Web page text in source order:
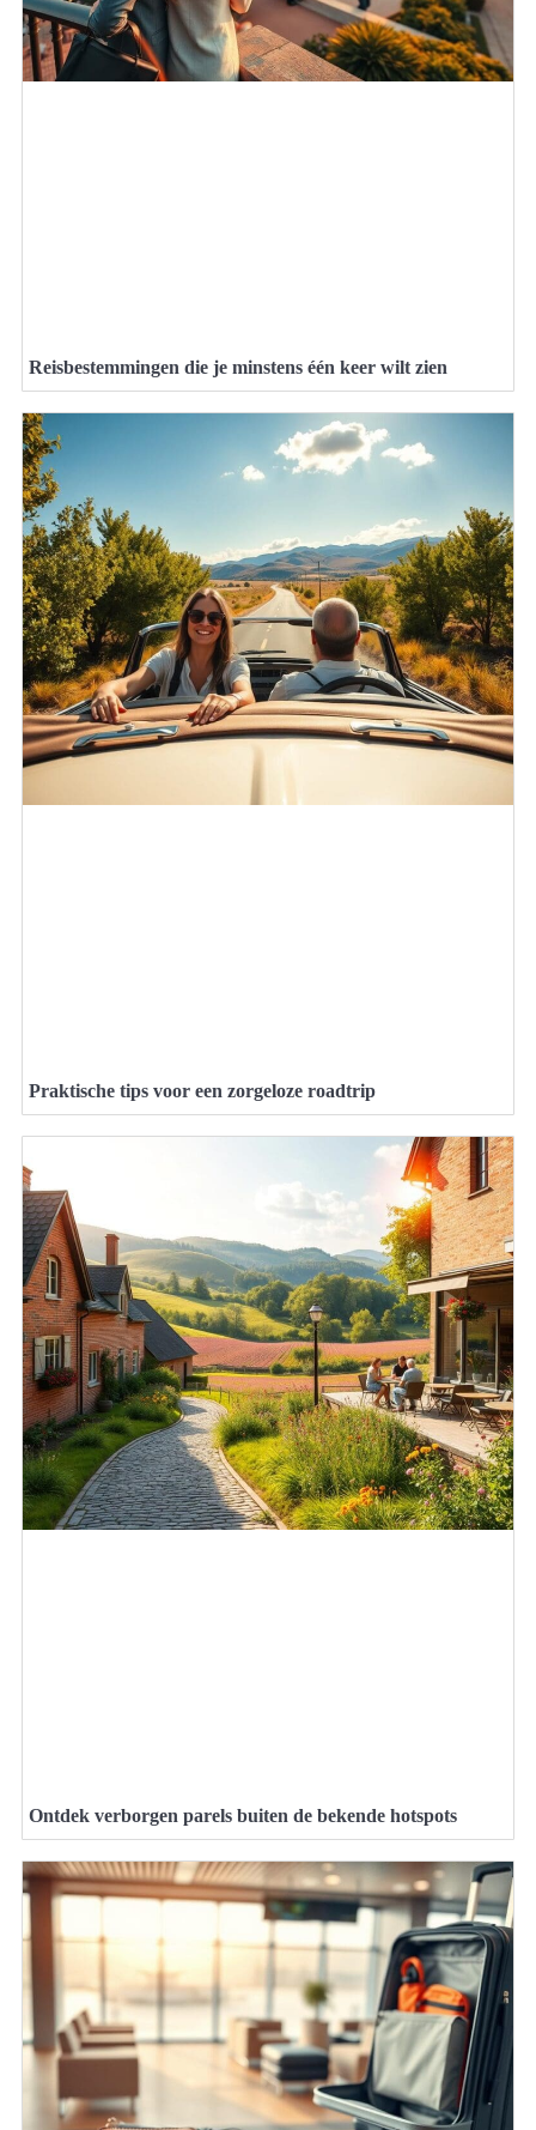
Reisbestemmingen die je minstens één keer wilt zien
Praktische tips voor een zorgeloze roadtrip
Ontdek verborgen parels buiten de bekende hotspots